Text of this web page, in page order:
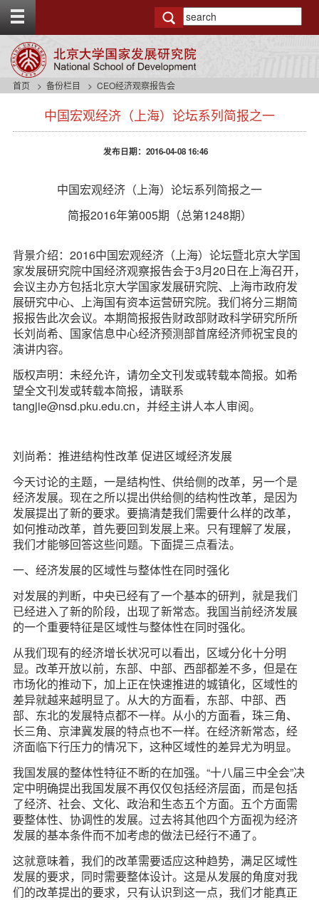
g
t
首页 备份栏目 CEO经济观察报告会
中国宏观经济（上海）论坛系列简报之一
发布日期：2016-04-08 16:46
中国宏观经济（上海）论坛系列简报之一
简报2016年第005期（总第1248期）
背景介绍：2016中国宏观经济（上海）论坛暨北京大学国
家发展研究院中国经济观察报告会于3月20日在上海召开，
会议主办方包括北京大学国家发展研究院、上海市政府发
展研究中心、上海国有资本运营研究院。我们将分三期简
报报告此次会议。本期简报报告财政部财政科学研究所所
长刘尚希、国家信息中心经济预测部首席经济师祝宝良的
演讲内容。
版权声明：未经允许，请勿全文刊发或转载本简报。如希
望全文刊发或转载本简报，请联系
tangjie@nsd.pku.edu.cn，并经主讲人本人审阅。
刘尚希：推进结构性改革 促进区域经济发展
今天讨论的主题，一是结构性、供给侧的改革，另一个是
经济发展。现在之所以提出供给侧的结构性改革，是因为
发展提出了新的要求。要搞清楚我们需要什么样的改革，
如何推动改革，首先要回到发展上来。只有理解了发展，
我们才能够回答这些问题。下面提三点看法。
一、经济发展的区域性与整体性在同时强化
对发展的判断，中央已经有了一个基本的研判，就是我们
已经进入了新的阶段，出现了新常态。我国当前经济发展
的一个重要特征是区域性与整体性在同时强化。
从我们现有的经济增长状况可以看出，区域分化十分明
显。改革开放以前，东部、中部、西部都差不多，但是在
市场化的推动下，加上正在快速推进的城镇化，区域性的
差异就越来越明显了。从大的方面看，东部、中部、西
部、东北的发展特点都不一样。从小的方面看，珠三角、
长三角、京津冀发展的特点也不一样。在经济新常态，经
济面临下行压力的情况下，这种区域性的差异尤为明显。
我国发展的整体性特征不断的在加强。“十八届三中全会”决
定中明确提出我国发展不再仅仅包括经济层面，而是包括
了经济、社会、文化、政治和生态五个方面。五个方面需
要整体性、协调性的发展。过去将其他四个方面视为经济
发展的基本条件而不加考虑的做法已经行不通了。
这就意味着，我们的改革需要适应这种趋势，满足区域性
发展的要求，同时需要整体设计。这是从发展的角度对我
们的改革提出的要求，只有认识到这一点，我们才能真正